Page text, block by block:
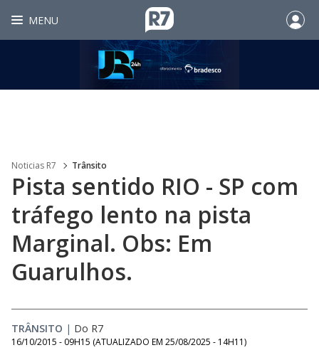
MENU
Noticias R7 Trânsito
Pista sentido RIO - SP com
tráfego lento na pista
Marginal. Obs: Em
Guarulhos.
TRÂNSITO | Do R7
16/10/2015 - 09H15 (ATUALIZADO EM 25/08/2025 - 14H11)